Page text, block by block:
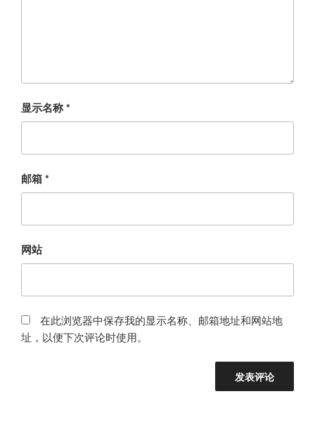
显示名称*
邮箱*
网站
在此浏览器中保存我的显示名称、邮箱地址和网站地
址，以便下次评论时使用。